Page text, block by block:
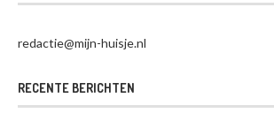
redactie@mijn-huisje.nl
RECENTE BERICHTEN